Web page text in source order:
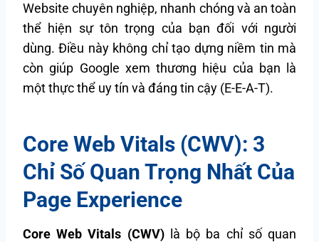
Website chuyên nghiệp, nhanh chóng và an toàn
thể hiện sự tôn trọng của bạn đối với người
dùng. Điều này không chỉ tạo dựng niềm tin mà
còn giúp Google xem thương hiệu của bạn là
một thực thể uy tín và đáng tin cậy (E-E-A-T).
Core Web Vitals (CWV): 3
Chỉ Số Quan Trọng Nhất Của
Page Experience
Core Web Vitals (CWV)là bộ ba chỉ số quan